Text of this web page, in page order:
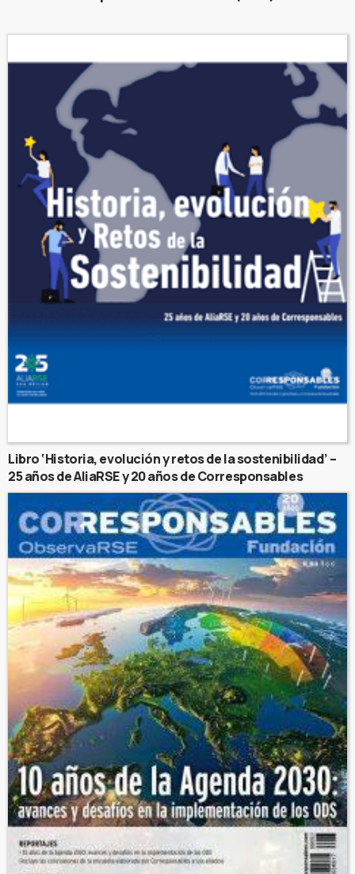
Libro ‘Historia, evolución y retos de la sostenibilidad’ –
25 años de AliaRSE y 20 años de Corresponsables